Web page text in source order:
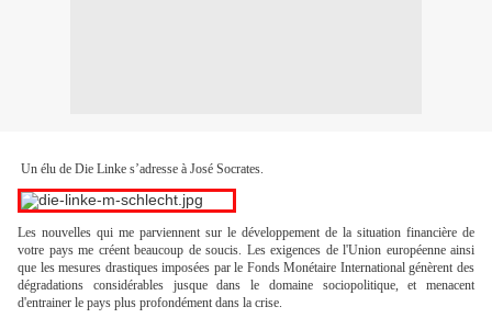
Un élu de Die Linke s’adresse à José Socrates.
Les nouvelles qui me parviennent sur le développement de la situation financière de
votre pays me créent beaucoup de soucis. Les exigences de l'Union européenne ainsi
que les mesures drastiques imposées par le Fonds Monétaire International génèrent des
dégradations considérables jusque dans le domaine sociopolitique, et menacent
d'entrainer le pays plus profondément dans la crise.